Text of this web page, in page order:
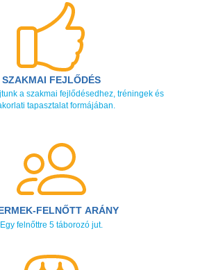
SZAKMAI FEJLŐDÉS
a szakmai fejlődésedhez, tréningek és
tapasztalat formájában.
FELNŐTT ARÁNY
Egy felnőttre 5 táborozó jut.